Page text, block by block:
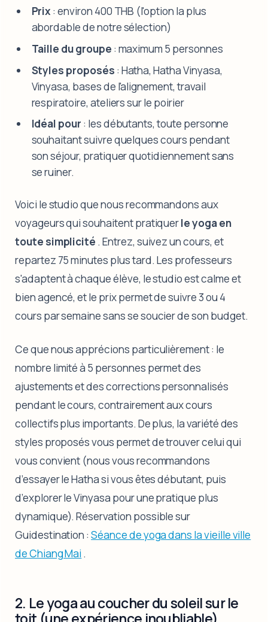
Prix : environ 400 THB (l'option la plus
abordable de notre sélection)
Taille du groupe : maximum 5 personnes
Styles proposés : Hatha, Hatha Vinyasa,
Vinyasa, bases de l'alignement, travail
respiratoire, ateliers sur le poirier
Idéal pour : les débutants, toute personne
souhaitant suivre quelques cours pendant
son séjour, pratiquer quotidiennement sans
se ruiner.
Voici le studio que nous recommandons aux
voyageurs qui souhaitent pratiquerle yoga en
toute simplicité . Entrez, suivez un cours, et
repartez 75 minutes plus tard. Les professeurs
s'adaptent à chaque élève, le studio est calme et
bien agencé, et le prix permet de suivre 3 ou 4
cours par semaine sans se soucier de son budget.
Ce que nous apprécions particulièrement : le
nombre limité à 5 personnes permet des
ajustements et des corrections personnalisés
pendant le cours, contrairement aux cours
collectifs plus importants. De plus, la variété des
styles proposés vous permet de trouver celui qui
vous convient (nous vous recommandons
d’essayer le Hatha si vous êtes débutant, puis
d’explorer le Vinyasa pour une pratique plus
dynamique). Réservation possible sur
Guidestination :Séance de yoga dans la vieille ville
de Chiang Mai .
2. Le yoga au coucher du soleil sur le